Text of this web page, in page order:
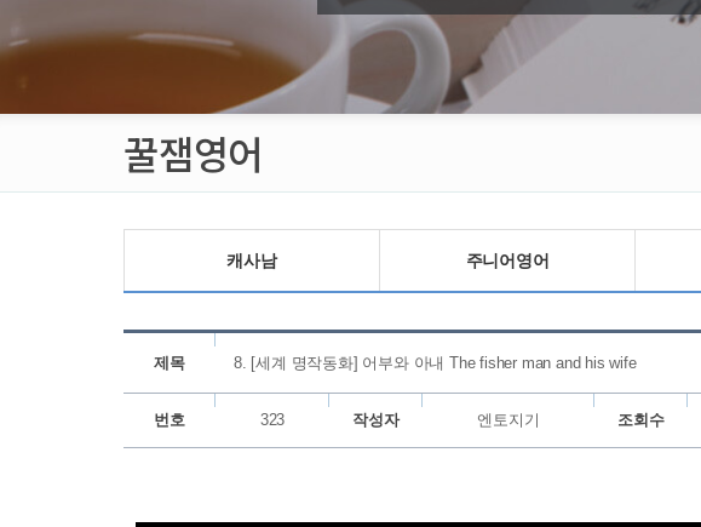
꿀잼영어
캐사남 주니어영어
제목 8. [세계 명작동화] 어부와 아내 The fisher man and his wife
번호 323 작성자 엔토지기 조회수